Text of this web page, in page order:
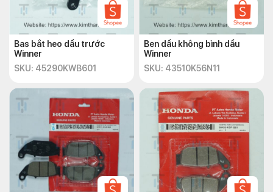
Bas bắt heo dầu trước
Winner
SKU: 45290KWB601
Ben dầu không bình dầu
Winner
SKU: 43510K56N11